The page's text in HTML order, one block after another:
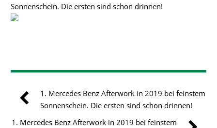
Sonnenschein. Die ersten sind schon drinnen!
1. Mercedes Benz Afterwork in 2019 bei feinstem
Sonnenschein. Die ersten sind schon drinnen!
1. Mercedes Benz Afterwork in 2019 bei feinstem